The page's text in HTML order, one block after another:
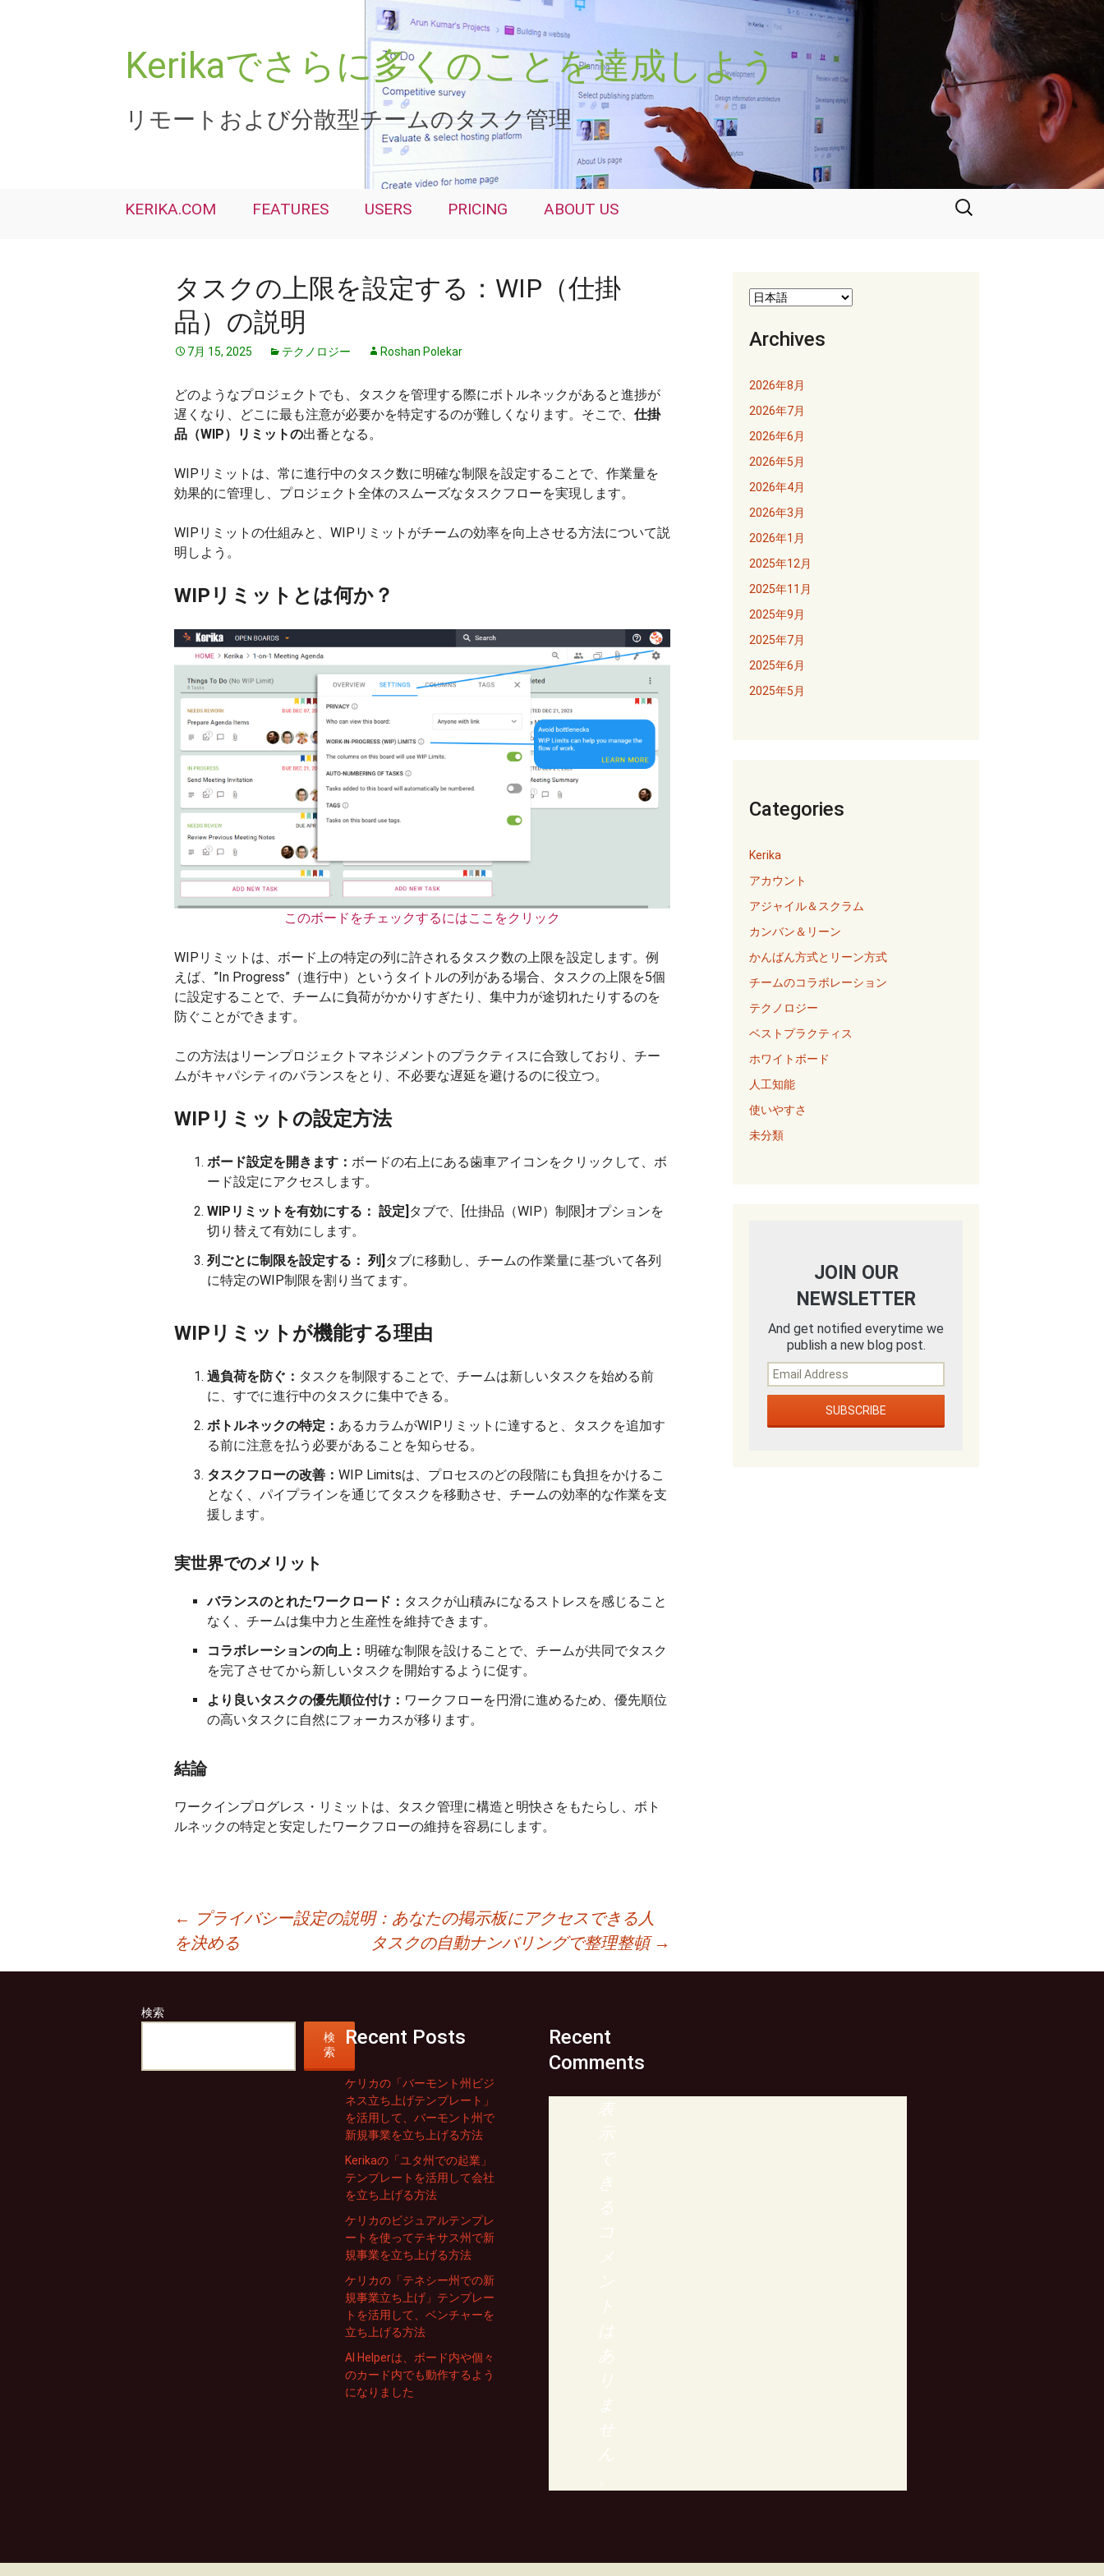
Kerikaでさらに多くのことを達成しよう
リモートおよび分散型チームのタスク管理
KERIKA.COM FEATURES USERS PRICING ABOUT US
検
索:
タスクの上限を設定する：WIP（仕掛
品）の説明
7月 15, 2025 テクノロジー Roshan Polekar
どのようなプロジェクトでも、タスクを管理する際にボトルネックがあると進捗が
遅くなり、どこに最も注意が必要かを特定するのが難しくなります。そこで、 仕掛
品（WIP）リミットの出番となる。
WIPリミットは、常に進行中のタスク数に明確な制限を設定することで、作業量を
効果的に管理し、プロジェクト全体のスムーズなタスクフローを実現します。
WIPリミットの仕組みと、WIPリミットがチームの効率を向上させる方法について説
明しよう。
WIPリミットとは何か？
このボードをチェックするにはここをクリック
WIPリミットは、ボード上の特定の列に許されるタスク数の上限を設定します。例
えば、”In Progress”（進行中）というタイトルの列がある場合、タスクの上限を5個
に設定することで、チームに負荷がかかりすぎたり、集中力が途切れたりするのを
防ぐことができます。
この方法はリーンプロジェクトマネジメントのプラクティスに合致しており、チー
ムがキャパシティのバランスをとり、不必要な遅延を避けるのに役立つ。
WIPリミットの設定方法
ボード設定を開きます： ボードの右上にある歯車アイコンをクリックして、ボ
ード設定にアクセスします。
WIPリミットを有効にする： 設定] タブで、[仕掛品（WIP）制限]オプションを
切り替えて有効にします。
列ごとに制限を設定する： 列] タブに移動し、チームの作業量に基づいて各列
に特定のWIP制限を割り当てます。
WIPリミットが機能する理由
過負荷を防ぐ： タスクを制限することで、チームは新しいタスクを始める前
に、すでに進行中のタスクに集中できる。
ボトルネックの特定： あるカラムがWIPリミットに達すると、タスクを追加す
る前に注意を払う必要があることを知らせる。
タスクフローの改善： WIP Limitsは、プロセスのどの段階にも負担をかけるこ
となく、パイプラインを通じてタスクを移動させ、チームの効率的な作業を支
援します。
実世界でのメリット
バランスのとれたワークロード： タスクが山積みになるストレスを感じること
なく、チームは集中力と生産性を維持できます。
コラボレーションの向上： 明確な制限を設けることで、チームが共同でタスク
を完了させてから新しいタスクを開始するように促す。
より良いタスクの優先順位付け： ワークフローを円滑に進めるため、優先順位
の高いタスクに自然にフォーカスが移ります。
結論
ワークインプログレス・リミットは、タスク管理に構造と明快さをもたらし、ボト
ルネックの特定と安定したワークフローの維持を容易にします。
← プライバシー設定の説明：あなたの掲示板にアクセスできる人
を決める
タスクの自動ナンバリングで整理整頓 →
Archives
2026年8月
2026年7月
2026年6月
2026年5月
2026年4月
2026年3月
2026年1月
2025年12月
2025年11月
2025年9月
2025年7月
2025年6月
2025年5月
Categories
Kerika
アカウント
アジャイル＆スクラム
カンバン＆リーン
かんばん方式とリーン方式
チームのコラボレーション
テクノロジー
ベストプラクティス
ホワイトボード
人工知能
使いやすさ
未分類
JOIN OUR
NEWSLETTER
And get notified everytime we
publish a new blog post.
検索
検
索
Recent Posts
ケリカの「バーモント州ビジ
ネス立ち上げテンプレート」
を活用して、バーモント州で
新規事業を立ち上げる方法
Kerikaの「ユタ州での起業」
テンプレートを活用して会社
を立ち上げる方法
ケリカのビジュアルテンプレ
ートを使ってテキサス州で新
規事業を立ち上げる方法
ケリカの「テネシー州での新
規事業立ち上げ」テンプレー
トを活用して、ベンチャーを
立ち上げる方法
AI Helperは、ボード内や個々
のカード内でも動作するよう
になりました
Recent
Comments
表
示
で
き
る
コ
メ
ン
ト
は
あ
り
ま
せ
ん